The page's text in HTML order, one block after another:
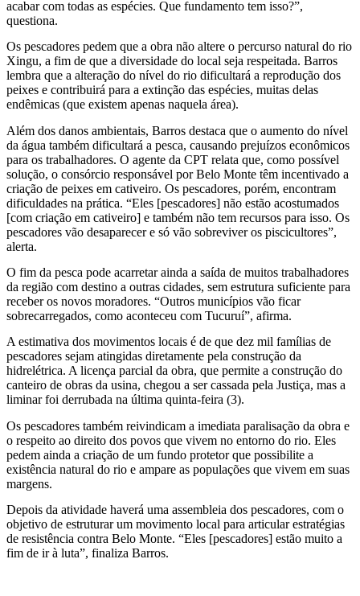
acabar com todas as espécies. Que fundamento tem isso?”,
questiona.
Os pescadores pedem que a obra não altere o percurso natural do rio
Xingu, a fim de que a diversidade do local seja respeitada. Barros
lembra que a alteração do nível do rio dificultará a reprodução dos
peixes e contribuirá para a extinção das espécies, muitas delas
endêmicas (que existem apenas naquela área).
Além dos danos ambientais, Barros destaca que o aumento do nível
da água também dificultará a pesca, causando prejuízos econômicos
para os trabalhadores. O agente da CPT relata que, como possível
solução, o consórcio responsável por Belo Monte têm incentivado a
criação de peixes em cativeiro. Os pescadores, porém, encontram
dificuldades na prática. “Eles [pescadores] não estão acostumados
[com criação em cativeiro] e também não tem recursos para isso. Os
pescadores vão desaparecer e só vão sobreviver os piscicultores”,
alerta.
O fim da pesca pode acarretar ainda a saída de muitos trabalhadores
da região com destino a outras cidades, sem estrutura suficiente para
receber os novos moradores. “Outros municípios vão ficar
sobrecarregados, como aconteceu com Tucuruí”, afirma.
A estimativa dos movimentos locais é de que dez mil famílias de
pescadores sejam atingidas diretamente pela construção da
hidrelétrica. A licença parcial da obra, que permite a construção do
canteiro de obras da usina, chegou a ser cassada pela Justiça, mas a
liminar foi derrubada na última quinta-feira (3).
Os pescadores também reivindicam a imediata paralisação da obra e
o respeito ao direito dos povos que vivem no entorno do rio. Eles
pedem ainda a criação de um fundo protetor que possibilite a
existência natural do rio e ampare as populações que vivem em suas
margens.
Depois da atividade haverá uma assembleia dos pescadores, com o
objetivo de estruturar um movimento local para articular estratégias
de resistência contra Belo Monte. “Eles [pescadores] estão muito a
fim de ir à luta”, finaliza Barros.